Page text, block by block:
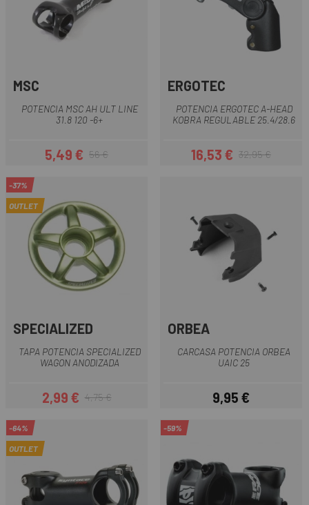
MSC
POTENCIA MSC AH ULT LINE
31.8 120 -6+
Precio
5,49 €Precio regular
56 €
ERGOTEC
POTENCIA ERGOTEC A-HEAD
KOBRA REGULABLE 25.4/28.6
Precio
16,53 €Precio regular
32,95 €
-37%
OUTLET
SPECIALIZED
TAPA POTENCIA SPECIALIZED
WAGON ANODIZADA
Precio
2,99 €Precio regular
4,75 €
ORBEA
CARCASA POTENCIA ORBEA
UAIC 25
Precio
9,95 €
-64%
OUTLET
-59%